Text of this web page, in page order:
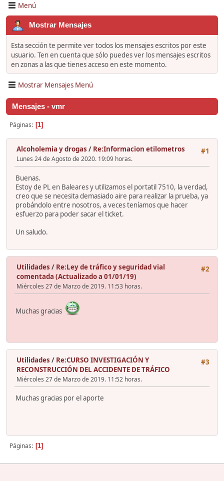
Menú
Mostrar Mensajes
Esta sección te permite ver todos los mensajes escritos por este
usuario. Ten en cuenta que sólo puedes ver los mensajes escritos
en zonas a las que tienes acceso en este momento.
Mostrar Mensajes Menú
Mensajes - vmr
Páginas 1
#1
Alcoholemia y drogas / Re:Informacion etilometros
Lunes 24 de Agosto de 2020. 19:09 horas.
Buenas.
Estoy de PL en Baleares y utilizamos el portatil 7510, la verdad,
creo que se necesita demasiado aire para realizar la prueba, ya
probándolo entre nosotros, a veces teníamos que hacer
esfuerzo para poder sacar el ticket.
Un saludo.
#2
Utilidades / Re:Ley de tráfico y seguridad vial
comentada (Actualizado a 01/01/19)
Miércoles 27 de Marzo de 2019. 11:53 horas.
Muchas gracias
#3
Utilidades / Re:CURSO INVESTIGACIÓN Y
RECONSTRUCCIÓN DEL ACCIDENTE DE TRÁFICO
Miércoles 27 de Marzo de 2019. 11:52 horas.
Muchas gracias por el aporte
Páginas 1